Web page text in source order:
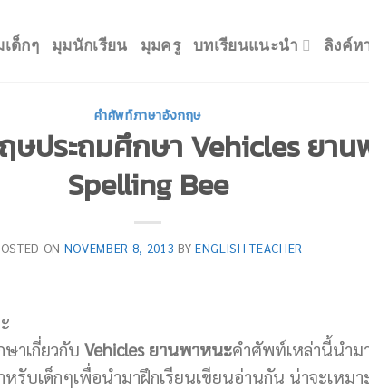
เด็กๆ มุมนักเรียน มุมครู บทเรียนแนะนำ ลิงค์ห
คำศัพท์ภาษาอังกฤษ
ประถมศึกษา Vehicles ยาน
Spelling Bee
ON NOVEMBER 8, 2013 BYENGLISH TEACHER
าเกี่ยวกับ Vehicles ยานพาหนะคำศัพท์เหล่านี้นำม
บเด็กๆเพื่อนำมาฝึกเรียนเขียนอ่านกัน น่าจะเหมา